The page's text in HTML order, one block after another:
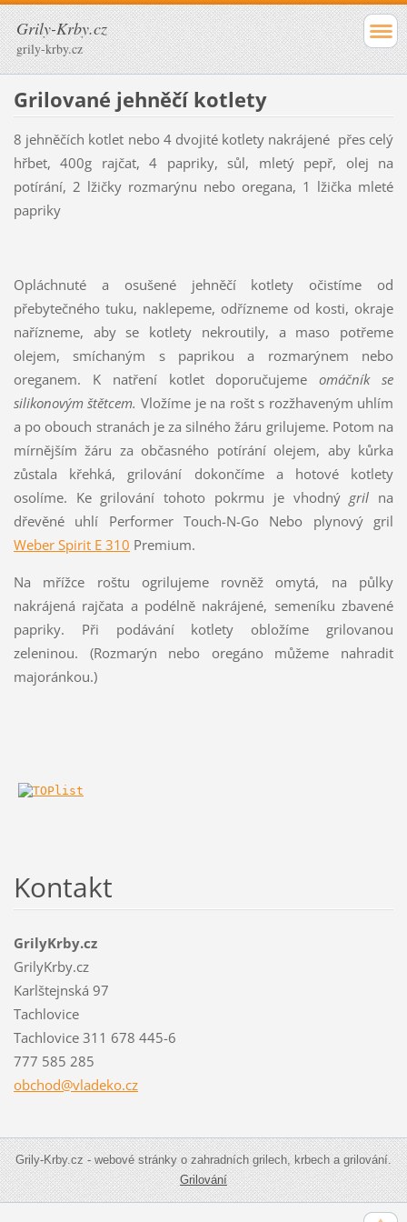
Grily-Krby.cz
grily-krby.cz
Grilované jehněčí kotlety
8 jehněčích kotlet nebo 4 dvojité kotlety nakrájené přes celý
hřbet, 400g rajčat, 4 papriky, sůl, mletý pepř, olej na
potírání, 2 lžičky rozmarýnu nebo oregana, 1 lžička mleté
papriky
Opláchnuté a osušené jehněčí kotlety očistíme od
přebytečného tuku, naklepeme, odřízneme od kosti, okraje
nařízneme, aby se kotlety nekroutily, a maso potřeme
olejem, smíchaným s paprikou a rozmarýnem nebo
oreganem. K natření kotlet doporučujemeomáčník se
silikonovým štětcem. Vložíme je na rošt s rozžhaveným uhlím
a po obouch stranách je za silného žáru grilujeme. Potom na
mírnějším žáru za občasného potírání olejem, aby kůrka
zůstala křehká, grilování dokončíme a hotové kotlety
osolíme. Ke grilování tohoto pokrmu je vhodný gril na
dřevěné uhlí Performer Touch-N-Go Nebo plynový gril
Weber Spirit E 310 Premium.
Na mřížce roštu ogrilujeme rovněž omytá, na půlky
nakrájená rajčata a podélně nakrájené, semeníku zbavené
papriky. Při podávání kotlety obložíme grilovanou
zeleninou. (Rozmarýn nebo oregáno můžeme nahradit
majoránkou.)
Kontakt
GrilyKrby.cz
GrilyKrby.cz
Karlštejnská 97
Tachlovice
Tachlovice 311 678 445-6
777 585 285
obchod@vladeko.cz
Grily-Krby.cz - webové stránky o zahradních grilech, krbech a grilování.
Grilování